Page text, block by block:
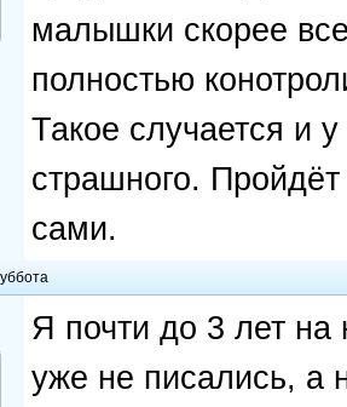
малышки скорее
полностью
Такое случается и
страшного.
сами.
Я почти до 3 лет
уже не писались, а